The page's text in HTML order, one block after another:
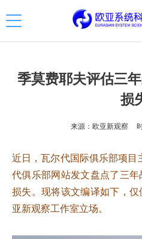
季莫费耶夫评估三
损
来源：欧亚新观察
近日，瓦尔代国际俱乐部项目
代俱乐部网站发文盘点了三
损失。现将该文编译如下，
亚新观察工作室立场。